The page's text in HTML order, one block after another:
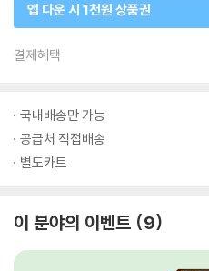
앱 다운 시 1천원 상품권
결제혜택
국내배송만 가능
공급처 직접배송
별도카트
이 분야의 이벤트 9